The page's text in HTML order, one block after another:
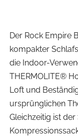
Der Rock Empire
kompakter
die Indoor-
THERMOLITE®
Loft und
ursprünglichen
Gleichzeitig ist